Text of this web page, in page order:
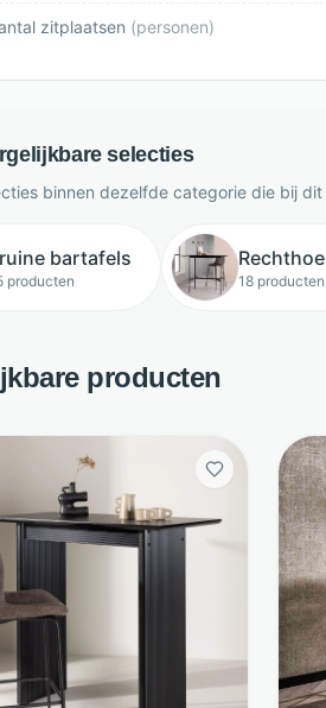
zitplaatsen (personen)
selecties
binnen dezelfde categorie die bij
bartafels
producten 18 producten
producten